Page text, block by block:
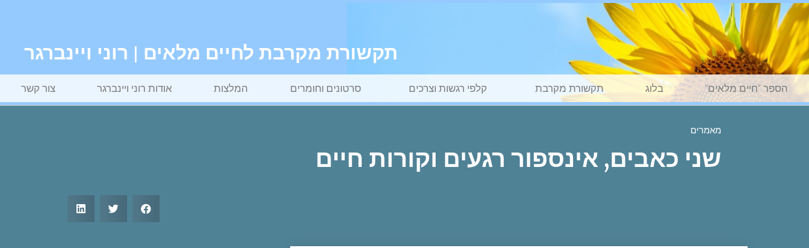
תקשורת מקרבת לחיים מלאים | רוני ויינברגר
הספר "חיים מלאים" בלוג תקשורת מקרבת קלפי רגשות וצרכים סרטונים וחומרים המלצות אודות רוני ויינברגר צור קשר
מאמרים
שני כאבים, אינספור רגעים וקורות חיים